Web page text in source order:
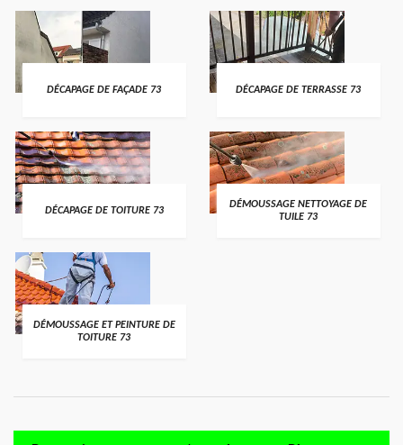
DÉCAPAGE DE FAÇADE 73 DÉCAPAGE DE TERRASSE 73
DÉCAPAGE DE TOITURE 73
DÉMOUSSAGE NETTOYAGE DE
TUILE 73
DÉMOUSSAGE ET PEINTURE DE
TOITURE 73